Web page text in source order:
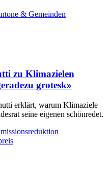
& Gemeinden
zu Klimazielen
grotesk»
erklärt, warum Klimaziele
seine eigenen schönredet.